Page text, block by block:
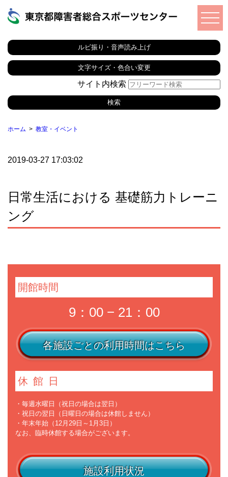
ルビ振り・音声読み上げ
文字サイズ・色合い変更
サイト内検索
ホーム 教室・イベント
2019-03-27 17:03:02
日常生活における 基礎筋力トレーニ
ング
開館時間
9：00 − 21：00
各施設ごとの利用時間はこちら
休館日
・毎週水曜日（祝日の場合は翌日）
・祝日の翌日（日曜日の場合は休館しません）
・年末年始（12月29日～1月3日）
なお、臨時休館する場合がございます。
施設利用状況